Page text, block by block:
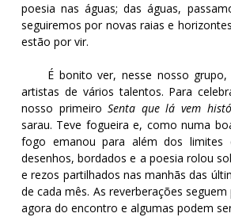
poesia nas águas; das águas,
seguiremos por novas raias e
estão por vir.
É bonito ver, nesse nosso grupo,
artistas de vários talentos. Para
nosso primeiroSenta que lá vem
sarau. Teve fogueira e, como numa
fogo emanou para além dos limites
desenhos, bordados e a poesia rolou
e rezos partilhados nas manhãs das
de cada mês. As reverberações
agora do encontro e algumas podem